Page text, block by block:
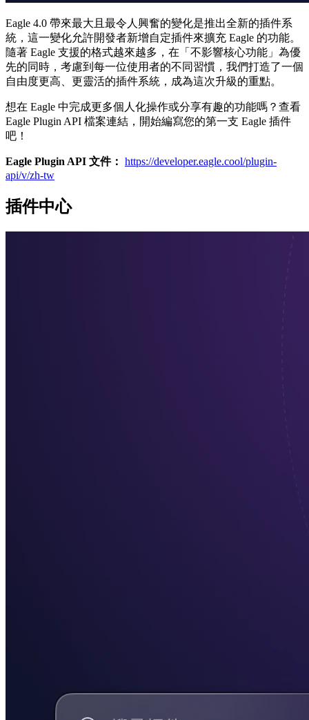
Eagle 4.0 帶來最大且最令人興奮的變化是推出全新的插件系
統，這一變化允許開發者新增自定插件來擴充 Eagle 的功能。
隨著 Eagle 支援的格式越來越多，在「不影響核心功能」為優
先的同時，考慮到每一位使用者的不同習慣，我們打造了一個
自由度更高、更靈活的插件系統，成為這次升級的重點。
想在 Eagle 中完成更多個人化操作或分享有趣的功能嗎？查看
Eagle Plugin API 檔案連結，開始編寫您的第一支 Eagle 插件
吧！
Eagle Plugin API 文件： https://developer.eagle.cool/plugin-
api/v/zh-tw
插件中心